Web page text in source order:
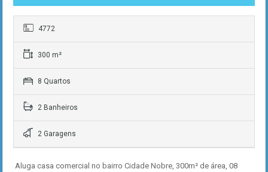
4772
300 m²
8 Quartos
2 Banheiros
2 Garagens
Aluga casa comercial no bairro Cidade Nobre, 300m² de área, 08